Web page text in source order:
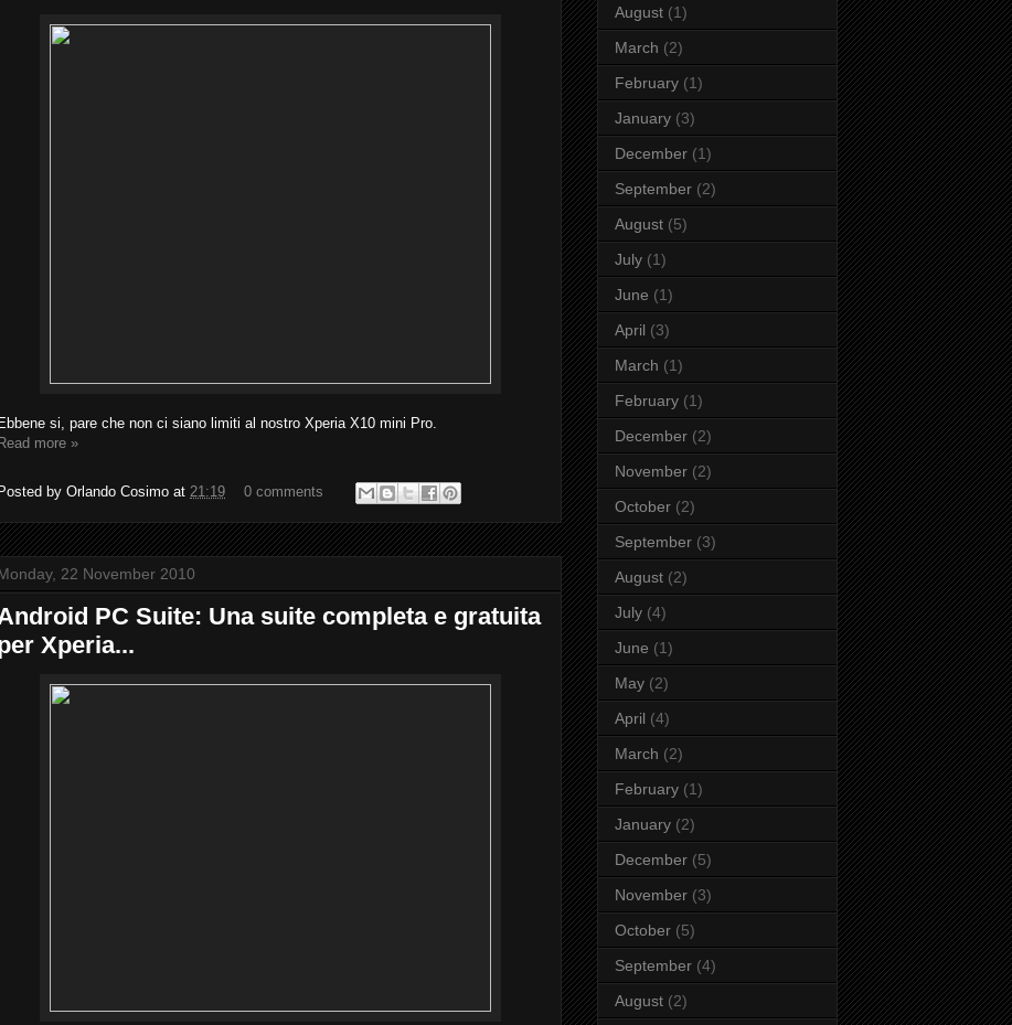
Ebbene si, pare che non ci siano limiti al nostro Xperia X10 mini Pro.
Read more »
Posted by Orlando Cosimo at 21:19 0 comments
22 November 2010
PC Suite: Una suite completa e gratuita
Xperia...
August (1)
March (2)
February (1)
January (3)
December (1)
September (2)
August (5)
July (1)
June (1)
April (3)
March (1)
February (1)
December (2)
November (2)
October (2)
September (3)
August (2)
July (4)
June (1)
May (2)
April (4)
March (2)
February (1)
January (2)
December (5)
November (3)
October (5)
September (4)
August (2)